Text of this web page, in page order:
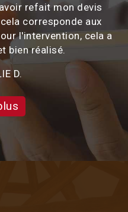
refait mon devis
corresponde aux
l'intervention, cela a
bien réalisé.
D.